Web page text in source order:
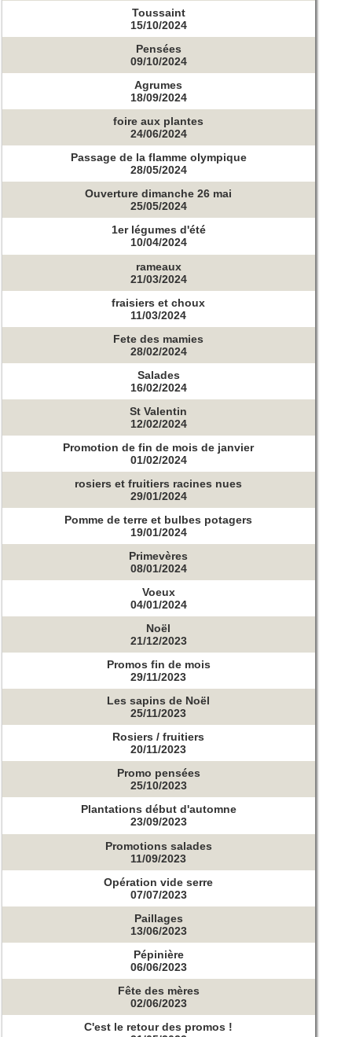
Toussaint
15/10/2024
Pensées
09/10/2024
Agrumes
18/09/2024
foire aux plantes
24/06/2024
Passage de la flamme olympique
28/05/2024
Ouverture dimanche 26 mai
25/05/2024
1er légumes d'été
10/04/2024
rameaux
21/03/2024
fraisiers et choux
11/03/2024
Fete des mamies
28/02/2024
Salades
16/02/2024
St Valentin
12/02/2024
Promotion de fin de mois de janvier
01/02/2024
rosiers et fruitiers racines nues
29/01/2024
Pomme de terre et bulbes potagers
19/01/2024
Primevères
08/01/2024
Voeux
04/01/2024
Noël
21/12/2023
Promos fin de mois
29/11/2023
Les sapins de Noël
25/11/2023
Rosiers / fruitiers
20/11/2023
Promo pensées
25/10/2023
Plantations début d'automne
23/09/2023
Promotions salades
11/09/2023
Opération vide serre
07/07/2023
Paillages
13/06/2023
Pépinière
06/06/2023
Fête des mères
02/06/2023
C'est le retour des promos !